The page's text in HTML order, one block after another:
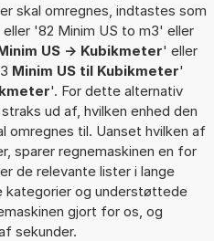
skal omregnes, indtastes som
'82 Minim US to m3' eller
US -> Kubikmeter' eller
Minim US til Kubikmeter'
'. For dette alternativ
ud af, hvilken enhed den
til. Uanset hvilken af
sparer regnemaskinen en for
de relevante lister i lange
kategorier og understøttede
gjort for os, og
sekunder.